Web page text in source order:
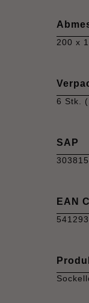
200 x
6 Stk.
SAP
EAN